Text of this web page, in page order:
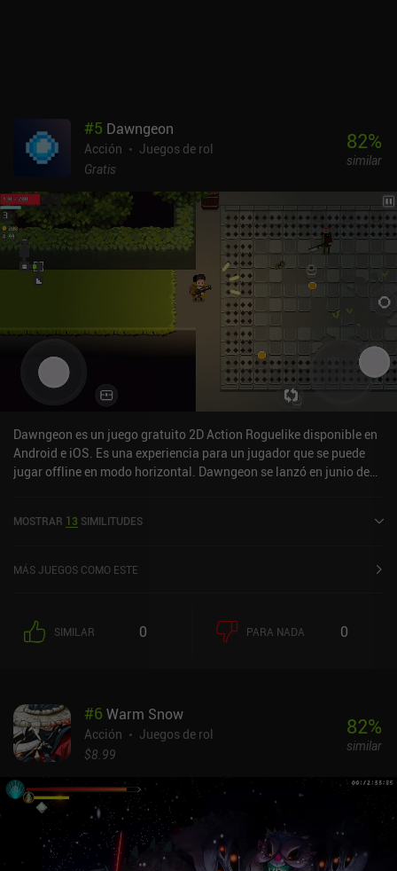
hecho, acabé silenciando la banda sonora y los diálogos sin
perderme gran cosa. Dandy Ace es un juego premium de 9,99 $ que
también es gratuito a través de Google Play Pass. El juego es
mucho más divertido de lo que esperaba, y su sistema de combos
de cartas por sí solo lo convierte en una recomendación fácil para
los fans de los roguelike de acción.
#5 Dawngeon
Acción
Juegos de rol
Gratis
82%
similar
Dawngeon es un juego gratuito 2D Action Roguelike disponible en
Android e iOS. Es una experiencia para un jugador que se puede
jugar offline en modo horizontal. Dawngeon se lanzó en junio de
MOSTRAR 13 SIMILITUDES
MÁS JUEGOS COMO ESTE
SIMILAR 0 PARA NADA 0
#6Warm Snow
Acción
Juegos de rol
$8.99
82%
similar